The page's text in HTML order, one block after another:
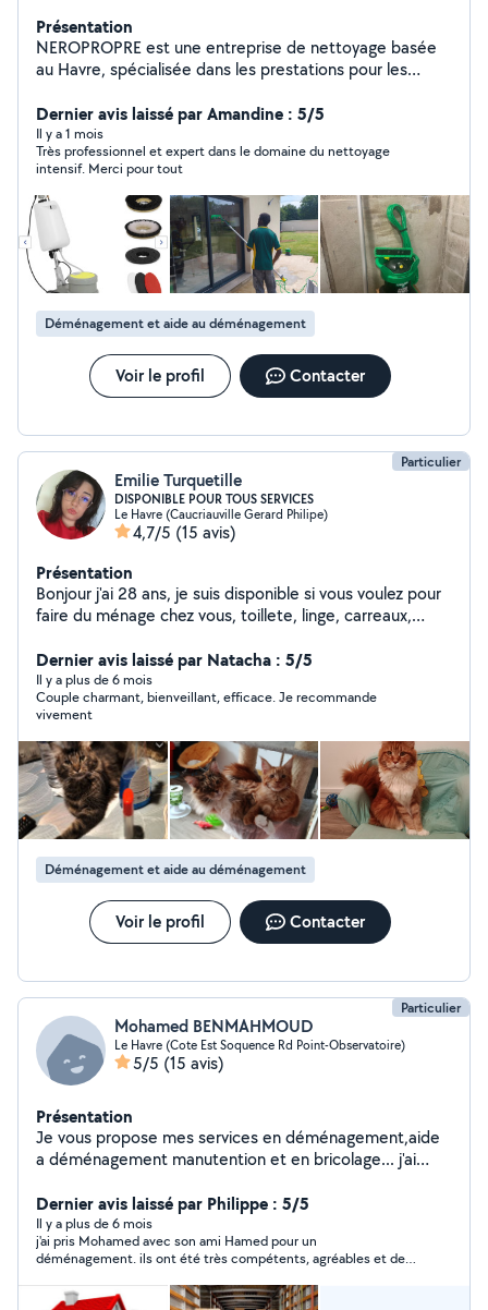
Présentation
NEROPROPRE est une entreprise de nettoyage basée
au Havre, spécialisée dans les prestations pour les
le nettoyage industriel, les fins de chantier, les bureaux,
commerces, hôtels, restaurants, vitres, tapis,
moquettes, terrasses, états des lieux, débarras et
logements touchés par le syndrome de Diogène. Notre
objectif est de fournir un service fiable, rapide et de
qualité, en utilisant des méthodes et des équipements
adaptés à chaque intervention. Nous accordons une
importance particulière au respect des délais, à la
satisfaction de nos clients et au maintien d'un
environnement propre, sain et agréable. Que ce soit
pour une intervention ponctuelle ou un contrat
d'entretien régulier, NEROPROPRE s'engage à offrir des
prestations professionnelles répondant aux exigences
de chaque client. NEROPROPRE Votre propreté, notre
Dernier avis laissé par Amandine : 5/5
Il y a 1 mois
Très professionnel et expert dans le domaine du nettoyage
intensif. Merci pour tout
Déménagement et aide au déménagement
Voir le profil Contacter
Particulier
Emilie Turquetille
DISPONIBLE POUR TOUS SERVICES
Le Havre (Caucriauville Gerard Philipe)
4,7/5 (15 avis)
Présentation
Bonjour j'ai 28 ans, je suis disponible si vous voulez pour
faire du ménage chez vous, toillete, linge, carreaux,
égalements Titulaire de la acaced ( éleveuse pro)
Dernier avis laissé par Natacha : 5/5
Il y a plus de 6 mois
Couple charmant, bienveillant, efficace. Je recommande
vivement
Déménagement et aide au déménagement
Voir le profil Contacter
Particulier
Mohamed BENMAHMOUD
Le Havre (Cote Est Soquence Rd Point-Observatoire)
5/5 (15 avis)
Présentation
Je vous propose mes services en déménagement,aide
a déménagement manutention et en bricolage... j'ai
restauration
Dernier avis laissé par Philippe : 5/5
Il y a plus de 6 mois
j'ai pris Mohamed avec son ami Hamed pour un
déménagement. ils ont été très compétents, agréables et de
reprendrais au besoin.